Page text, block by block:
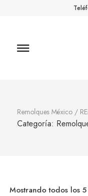
Remolques México /
Categoría:
Mostrando todos los